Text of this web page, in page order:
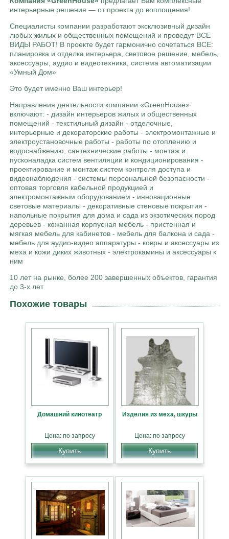
интерьерные решения — от проекта до воплощения!
Специалисты компании разработают эксклюзивный дизайн
любых жилых и общественных помещений и проведут ВСЕ
ВИДЫ РАБОТ! В проекте будет гармонично сочетаться ВСЕ:
планировка и отделка интерьера, световое решение, мебель,
аксессуары, аудио и видеотехника, система автоматизации
«Умный Дом»
Это будет именно Ваш интерьер!
Направления деятельности компании «GreenHouse»
включают: - дизайн интерьеров жилых и общественных
помещений - текстильный дизайн - отделочные,
интерьерные и декораторские работы - электромонтажные и
электроустановочные работы - работы по отоплению и
водоснабжению, сантехнические работы - монтаж и
пусконаладка систем вентиляции и кондиционирования -
проектирование и монтаж систем контроля доступа и
видеонаблюдения - системы персональной безопасности -
оптовая торговля кабельной продукцией и
электромонтажным оборудованием - инновационные
световые материалы - декоративные стеновые покрытия -
напольные покрытия для дома и сада из экзотических пород
деревьев - кожанная корпусная мебель - пристенная и
мягкая мебель для кабинетов - мебель для балкона и сада -
мебель для аудио-видео аппаратуры - ковры и аксессуары из
меха и кожи диких животных - электрокамины и аксессуары к
ним
10 лет на рынке, более 200 завершенных объектов, гарантия
до 3-х лет
Похожие товары
Домашний кинотеатр
Цена: по запросу
Купить
Изделия из меха, шкуры
Цена: по запросу
Купить